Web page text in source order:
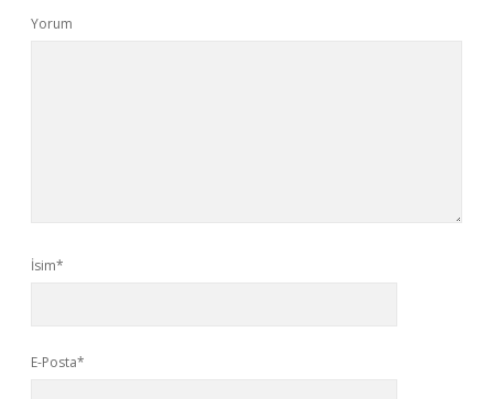
Yorum
İsim*
E-Posta*